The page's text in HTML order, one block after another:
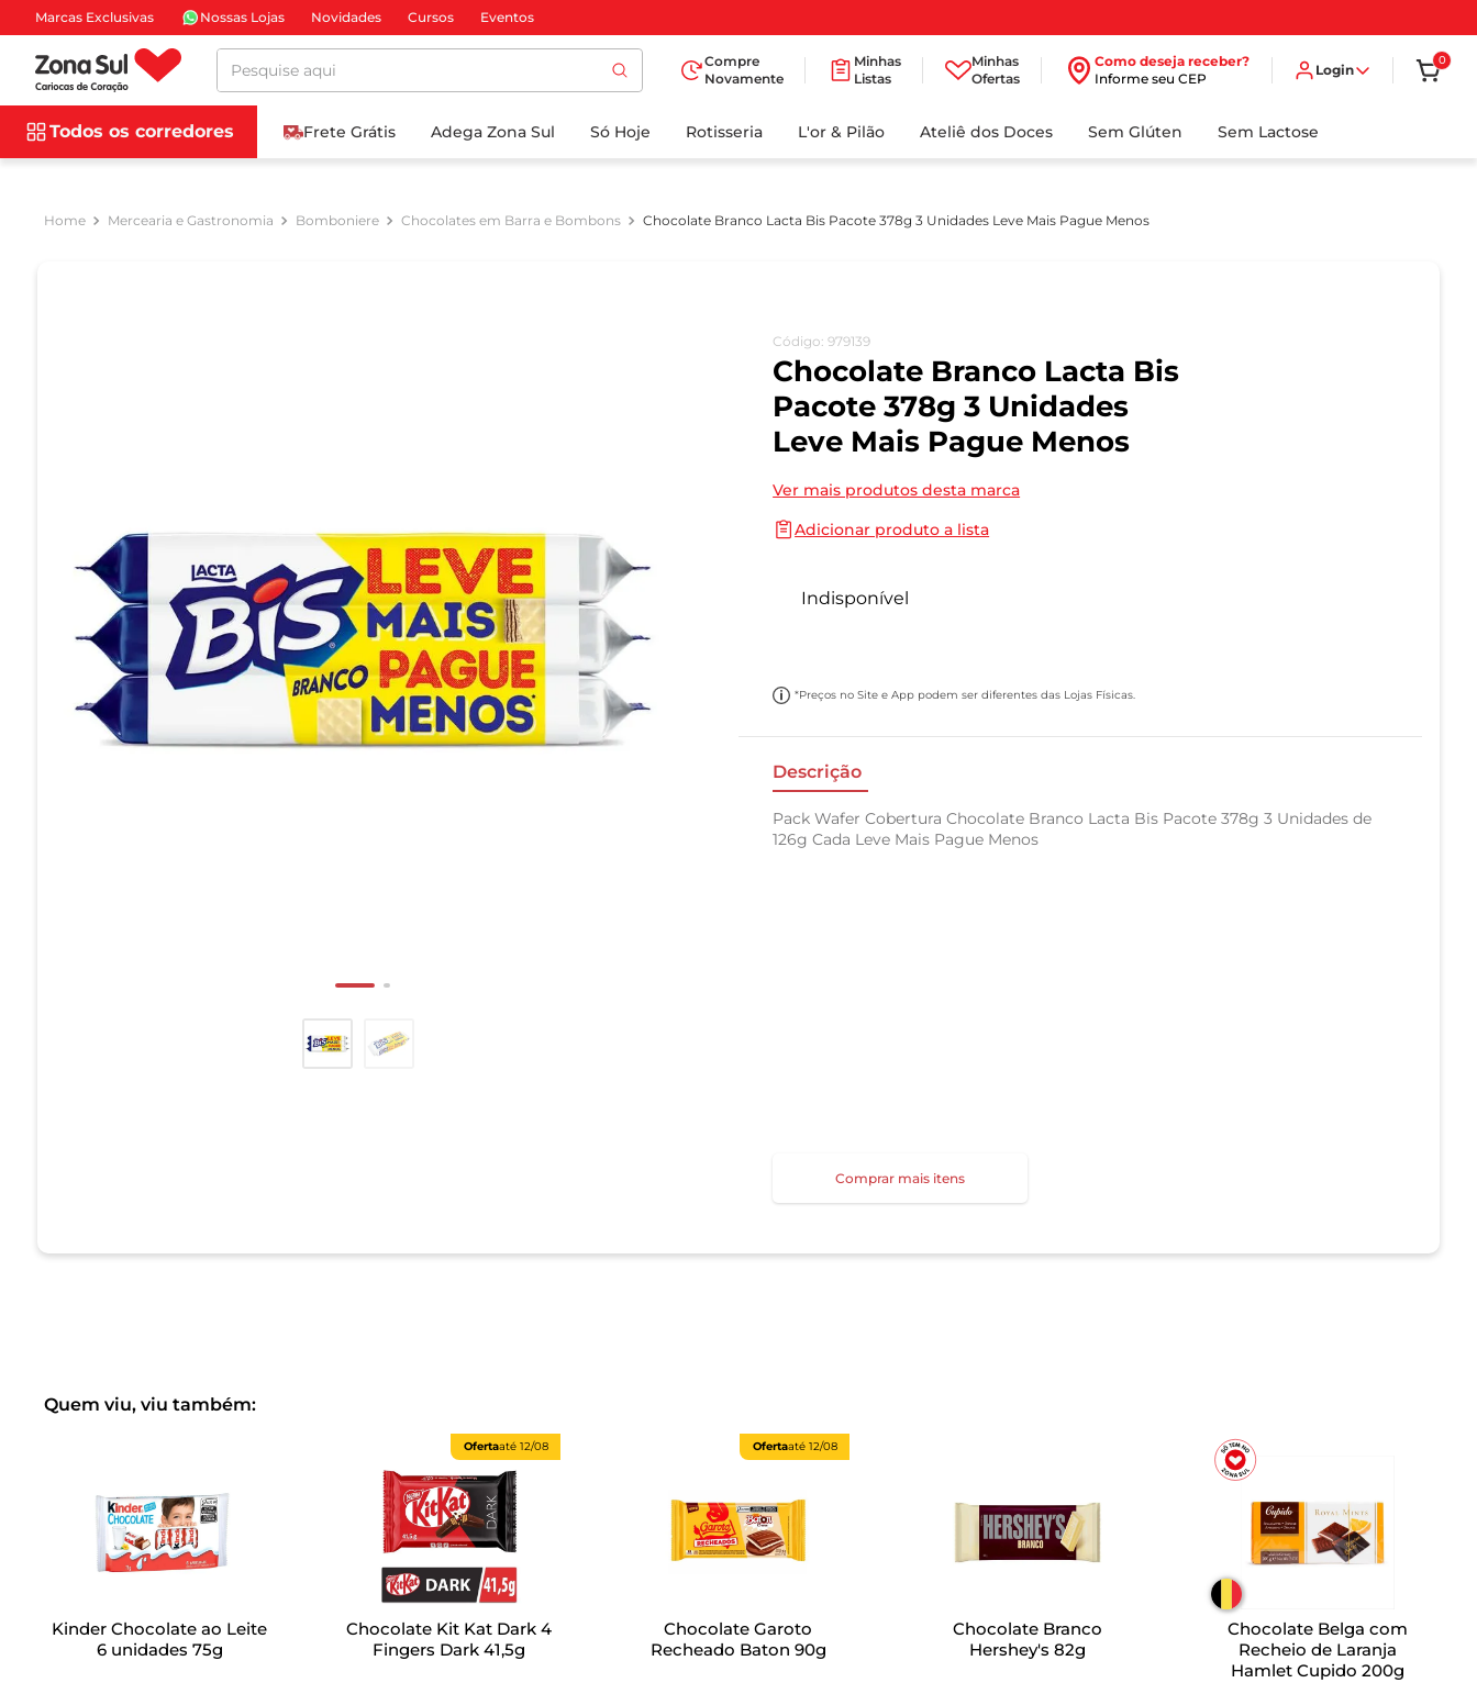
Marcas Exclusivas Nossas Lojas Novidades Cursos Eventos
Pesquise aqui
Compre
Novamente
Minhas
Listas
Minhas
Ofertas
Como deseja receber?
Informe seu CEP
Login
0
Todos os corredores Frete Grátis Adega Zona Sul Só Hoje Rotisseria L'or & Pilão Ateliê dos Doces Sem Glúten Sem Lactose
Mercearia e Gastronomia Bomboniere Chocolates em Barra e Bombons Chocolate Branco Lacta Bis Pacote 378g 3 Unidades Leve Mais Pague Menos
Código:979139
Chocolate Branco Lacta Bis
Pacote 378g 3 Unidades
Leve Mais Pague Menos
Ver mais produtos desta marca
Adicionar produto a lista
Indisponível
*Preços no Site e App podem ser diferentes das Lojas Físicas.
Descrição
Pack Wafer Cobertura Chocolate Branco Lacta Bis Pacote 378g 3 Unidades de
126g Cada Leve Mais Pague Menos
Comprar mais itens
Quem viu, viu também:
Kinder Chocolate ao Leite
6 unidades 75g
Ofertaaté 12/08
Chocolate Kit Kat Dark 4
Fingers Dark 41,5g
Ofertaaté 12/08
Chocolate Garoto
Recheado Baton 90g
Chocolate Branco
Hershey's 82g
Chocolate Belga com
Recheio de Laranja
Hamlet Cupido 200g
BUSCADOS